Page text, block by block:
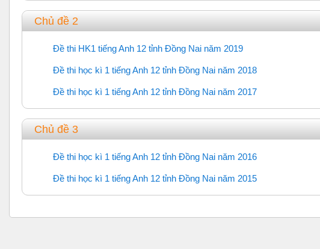
Chủ đề 2
Đề thi HK1 tiếng Anh 12 tỉnh Đồng Nai năm 2019
URL
Đề thi học kì 1 tiếng Anh 12 tỉnh Đồng Nai năm 2018
URL
Đề thi học kì 1 tiếng Anh 12 tỉnh Đồng Nai năm 2017
URL
Chủ đề 3
Đề thi học kì 1 tiếng Anh 12 tỉnh Đồng Nai năm 2016
URL
Đề thi học kì 1 tiếng Anh 12 tỉnh Đồng Nai năm 2015
URL